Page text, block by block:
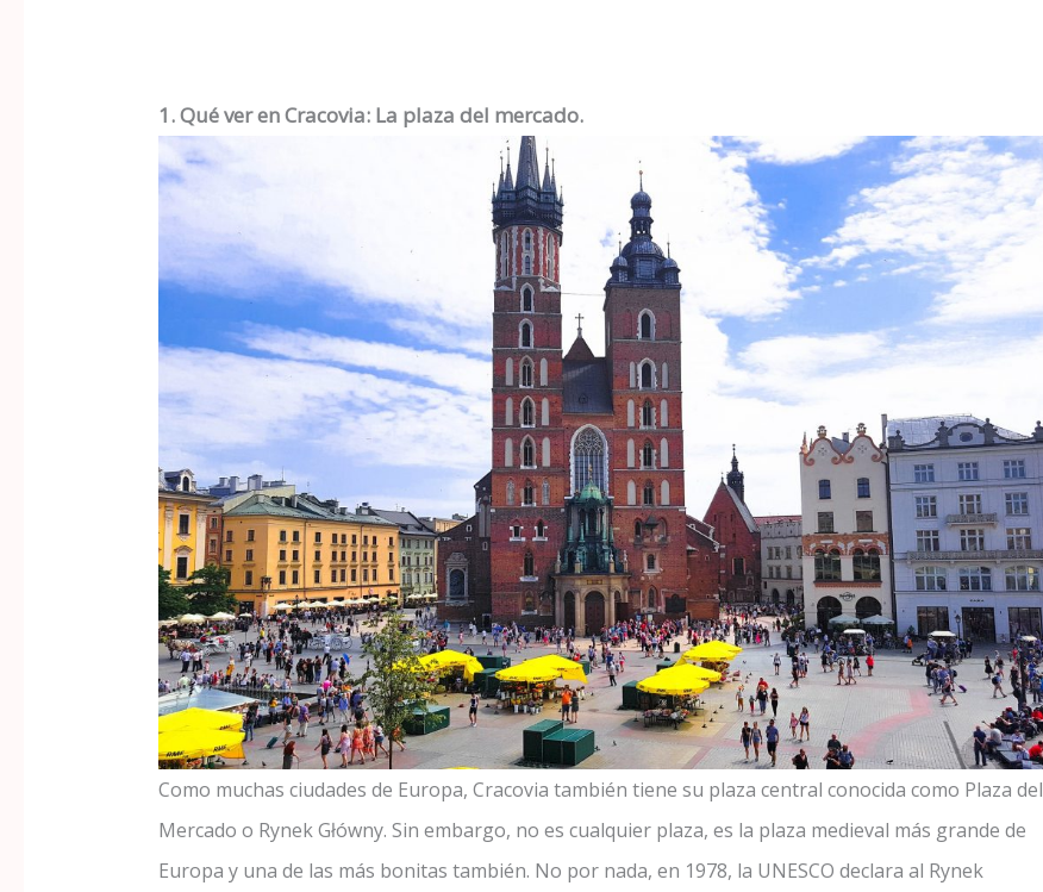
1. Qué ver en Cracovia: La plaza del mercado.
Como muchas ciudades de Europa, Cracovia también tiene su plaza central conocida como Plaza del
Mercado o Rynek Główny. Sin embargo, no es cualquier plaza, es la plaza medieval más grande de
Europa y una de las más bonitas también. No por nada, en 1978, la UNESCO declara al Rynek